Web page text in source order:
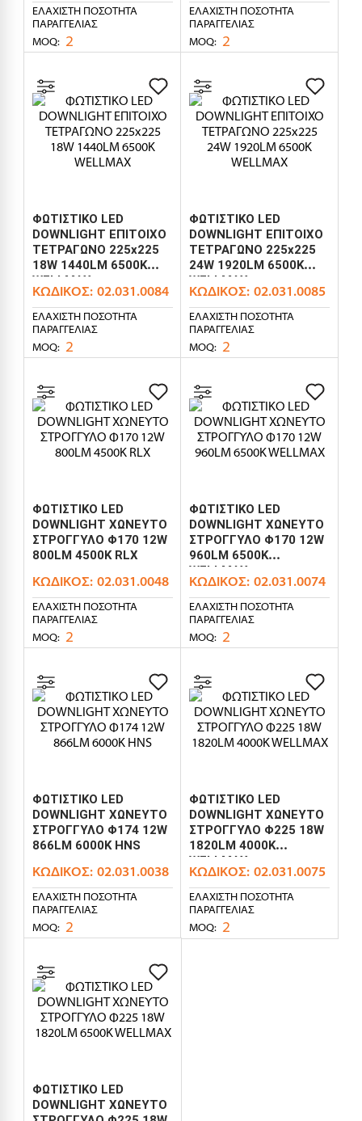
ΕΛΆΧΙΣΤΗ ΠΟΣΌΤΗΤΑ
ΠΑΡΑΓΓΕΛΊΑΣ
MOQ: 2
ΕΛΆΧΙΣΤΗ ΠΟΣΌΤΗΤΑ
ΠΑΡΑΓΓΕΛΊΑΣ
MOQ: 2
ΦΩΤΙΣΤΙΚΟ LED
DOWNLIGHT ΕΠΙΤΟΙΧΟ
ΤΕΤΡΑΓΩΝΟ 225x225
18W 1440LM 6500K
WELLMAX
ΚΩΔΙΚΌΣ: 02.031.0084
ΕΛΆΧΙΣΤΗ ΠΟΣΌΤΗΤΑ
ΠΑΡΑΓΓΕΛΊΑΣ
MOQ: 2
ΦΩΤΙΣΤΙΚΟ LED
DOWNLIGHT ΕΠΙΤΟΙΧΟ
ΤΕΤΡΑΓΩΝΟ 225x225
24W 1920LM 6500K
WELLMAX
ΚΩΔΙΚΌΣ: 02.031.0085
ΕΛΆΧΙΣΤΗ ΠΟΣΌΤΗΤΑ
ΠΑΡΑΓΓΕΛΊΑΣ
MOQ: 2
ΦΩΤΙΣΤΙΚΟ LED
DOWNLIGHT ΧΩΝΕΥΤΟ
ΣΤΡΟΓΓΥΛΟ Φ170 12W
800LM 4500K RLX
ΚΩΔΙΚΌΣ: 02.031.0048
ΕΛΆΧΙΣΤΗ ΠΟΣΌΤΗΤΑ
ΠΑΡΑΓΓΕΛΊΑΣ
MOQ: 2
ΦΩΤΙΣΤΙΚΟ LED
DOWNLIGHT ΧΩΝΕΥΤΟ
ΣΤΡΟΓΓΥΛΟ Φ170 12W
960LM 6500K
WELLMAX
ΚΩΔΙΚΌΣ: 02.031.0074
ΕΛΆΧΙΣΤΗ ΠΟΣΌΤΗΤΑ
ΠΑΡΑΓΓΕΛΊΑΣ
MOQ: 2
ΦΩΤΙΣΤΙΚΟ LED
DOWNLIGHT ΧΩΝΕΥΤΟ
ΣΤΡΟΓΓΥΛΟ Φ174 12W
866LM 6000K HNS
ΚΩΔΙΚΌΣ: 02.031.0038
ΕΛΆΧΙΣΤΗ ΠΟΣΌΤΗΤΑ
ΠΑΡΑΓΓΕΛΊΑΣ
MOQ: 2
ΦΩΤΙΣΤΙΚΟ LED
DOWNLIGHT ΧΩΝΕΥΤΟ
ΣΤΡΟΓΓΥΛΟ Φ225 18W
1820LM 4000K
WELLMAX
ΚΩΔΙΚΌΣ: 02.031.0075
ΕΛΆΧΙΣΤΗ ΠΟΣΌΤΗΤΑ
ΠΑΡΑΓΓΕΛΊΑΣ
MOQ: 2
ΦΩΤΙΣΤΙΚΟ LED
DOWNLIGHT ΧΩΝΕΥΤΟ